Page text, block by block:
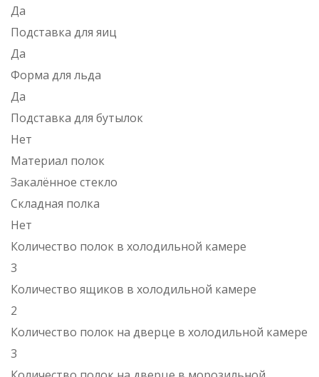
Да
Подставка для яиц
Да
Форма для льда
Да
Подставка для бутылок
Нет
Материал полок
Закалённое стекло
Складная полка
Нет
Количество полок в холодильной камере
3
Количество ящиков в холодильной камере
2
Количество полок на дверце в холодильной камере
3